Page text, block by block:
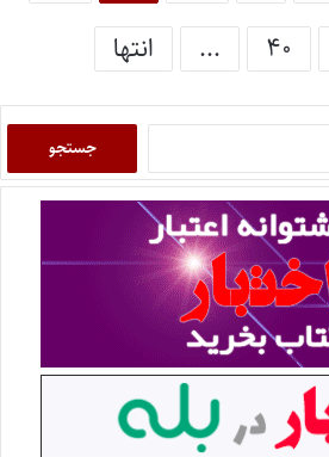
۴۰ ... انتها